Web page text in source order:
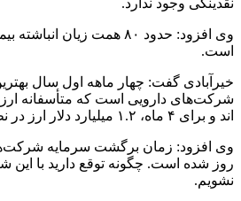
وی افزود: حدود ۸۰ همت زیان
است.
خیرآبادی گفت: چهار ماهه اول سال
شرکت‌های دارویی است که متأسفانه ارز
اند و برای ۴ ماه، ۱.۲ میلیارد دلار ارز در نظر گرفته اند.
روز شده است. چگونه توقع دارید با این
نشویم.